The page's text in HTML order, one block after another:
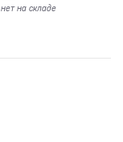
нет на складе